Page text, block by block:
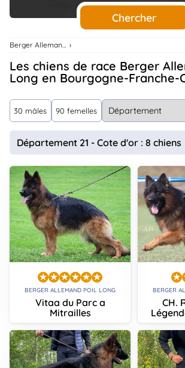
Services
..
Connexion
Chercher
Berger Allemand Poil Long
Les chiens de race Berger Allemand Poil
Long en Bourgogne-Franche-
30 mâles 90 femelles
Département 21 - Cote d'or : 8 chiens
BERGER ALLEMAND POIL LONG
Vitaa du Parc a
Mitrailles
BERGER
CH.